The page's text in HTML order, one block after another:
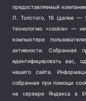
Терроризм (1)
Транспорт (262)
Туризм (178)
Школа и спорт (2)
Экология (8)
предоставляемый
Л. Толстого, 16 (далее —
технологию «cookie» —
компьютере
активности.
Собранная
идентифицировать вас,
нашего сайта.
собранная при помощи
на сервере Яндекса в